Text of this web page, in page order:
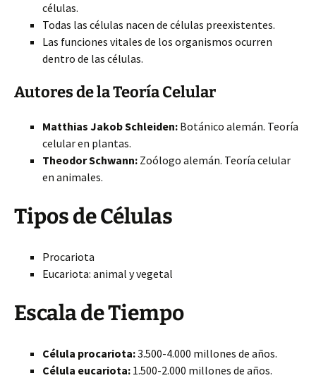
células.
Todas las células nacen de células preexistentes.
Las funciones vitales de los organismos ocurren
dentro de las células.
Autores de la Teoría Celular
Matthias Jakob Schleiden: Botánico alemán. Teoría
celular en plantas.
Theodor Schwann: Zoólogo alemán. Teoría celular
en animales.
Tipos de Células
Procariota
Eucariota: animal y vegetal
Escala de Tiempo
Célula procariota:3.500-4.000 millones de años.
Célula eucariota: 1.500-2.000 millones de años.